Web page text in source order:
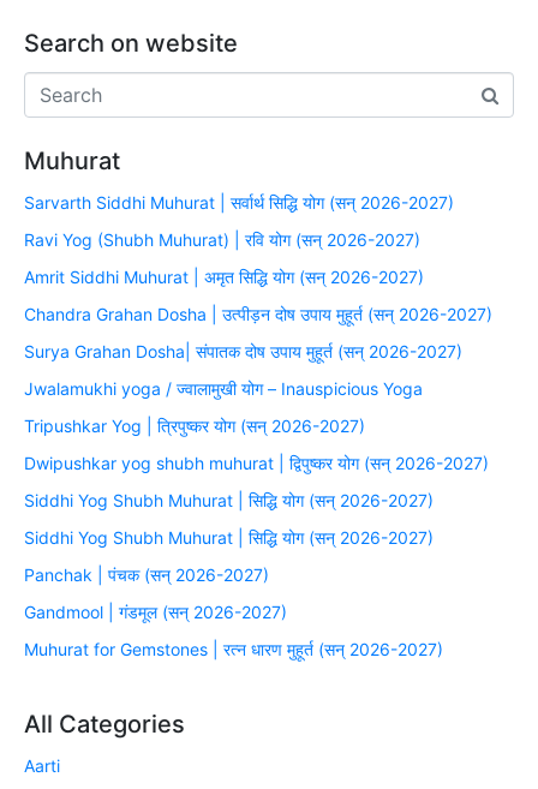
Search on website
Muhurat
Sarvarth Siddhi Muhurat | सर्वार्थ सिद्धि योग (सन् 2026-2027)
Ravi Yog (Shubh Muhurat) | रवि योग (सन् 2026-2027)
Amrit Siddhi Muhurat | अमृत सिद्धि योग (सन् 2026-2027)
Chandra Grahan Dosha | उत्पीड़न दोष उपाय मुहूर्त (सन् 2026-2027)
Surya Grahan Dosha| संपातक दोष उपाय मुहूर्त (सन् 2026-2027)
Jwalamukhi yoga / ज्वालामुखी योग – Inauspicious Yoga
Tripushkar Yog | त्रिपुष्कर योग (सन् 2026-2027)
Dwipushkar yog shubh muhurat | द्विपुष्कर योग (सन् 2026-2027)
Siddhi Yog Shubh Muhurat | सिद्धि योग (सन् 2026-2027)
Siddhi Yog Shubh Muhurat | सिद्धि योग (सन् 2026-2027)
Panchak | पंचक (सन् 2026-2027)
Gandmool | गंडमूल (सन् 2026-2027)
Muhurat for Gemstones | रत्न धारण मुहूर्त (सन् 2026-2027)
All Categories
Aarti